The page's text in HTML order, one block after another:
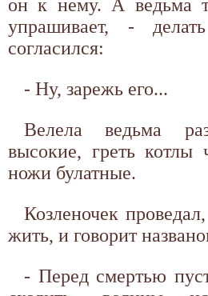
он к нему. А ведьма
упрашивает, -
согласился:
- Ну, зарежь его...
Велела ведьма
высокие, греть котлы
ножи булатные.
Козленочек
жить, и говорит
- Перед смертью